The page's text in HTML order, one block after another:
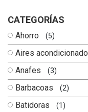
CATEGORÍAS
Ahorro (5)
Aires acondicionado
Anafes (3)
Barbacoas (2)
Batidoras (1)